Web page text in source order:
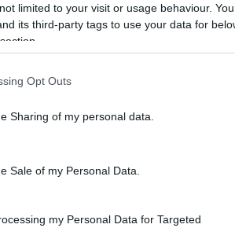
limited to your visit or usage behaviour.
its third-party tags to use your data for
Opt Outs
Sharing of my personal data.
Sale of my Personal Data.
my Personal Data for Targeted
: © Julie Mechali / CNIEL